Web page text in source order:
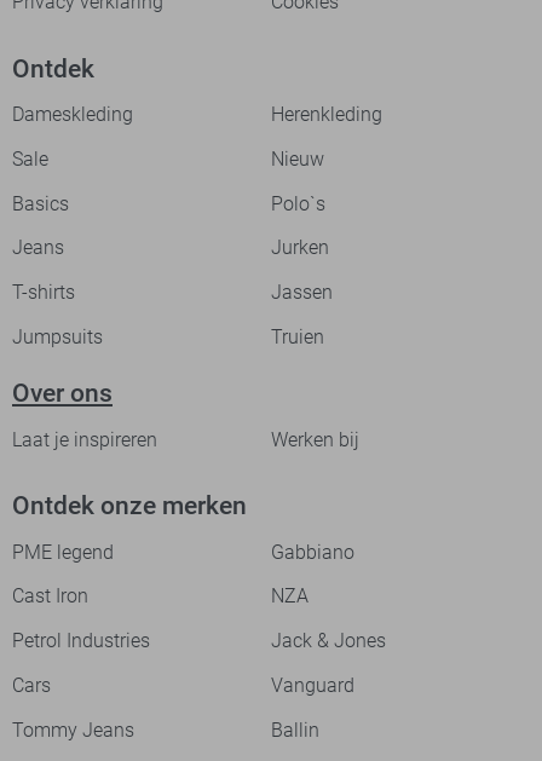
Ontdek
Dameskleding
Herenkleding
Sale
Nieuw
Basics
Polo`s
Jeans
Jurken
T-shirts
Jassen
Jumpsuits
Truien
Over ons
Laat je inspireren Werken bij
Ontdek onze merken
PME legend
Gabbiano
Cast Iron
NZA
Petrol Industries
Jack & Jones
Cars
Vanguard
Tommy Jeans
Ballin